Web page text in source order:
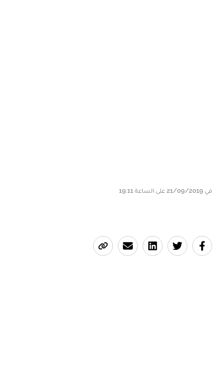
في 21/09/2019 على الساعة 19:11